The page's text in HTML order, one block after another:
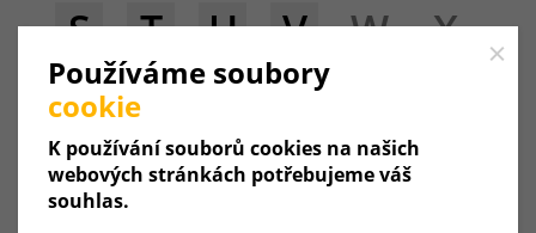
S
T U V W
X
Y
Z
Emise
Close
Používáme soubory
cookie
K používání souborů cookies na našich
webových stránkách potřebujeme váš
souhlas.